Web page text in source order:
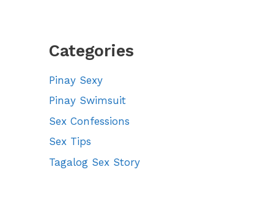
Categories
Pinay Sexy
Pinay Swimsuit
Sex Confessions
Sex Tips
Tagalog Sex Story